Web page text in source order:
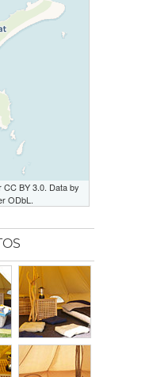
CC BY 3.0. Data by
ODbL.